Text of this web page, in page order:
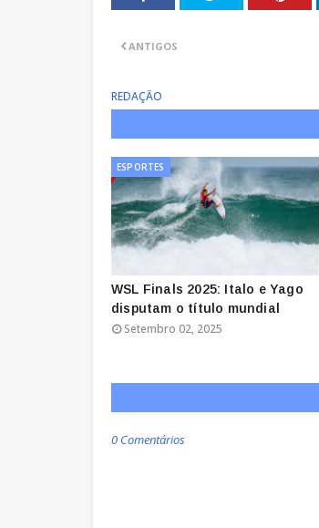
ANTIGOS
REDAÇÃO
ESPORTES
WSL Finals 2025: Italo e Yago
disputam o título mundial
Setembro 02, 2025
0 Comentários